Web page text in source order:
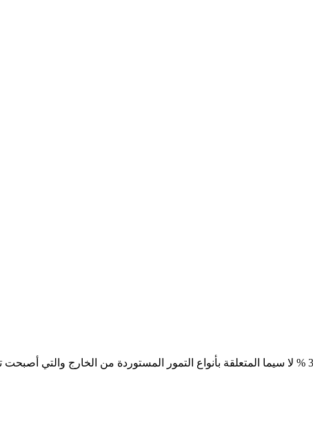
مع حلول شهر رمضان، تسجل أسعار مختلف أنواع التمور في المغرب، زيادات، تصل إلى أكثر من 30 % لا سيما المتعلقة بأنواع التمور